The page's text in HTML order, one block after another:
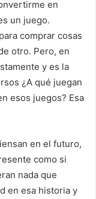
en
un juego.
comprar cosas
otro. Pero, en
y es la
¿A qué juegan
esos juegos? Esa
en el futuro,
como si
nada que
en esa historia y